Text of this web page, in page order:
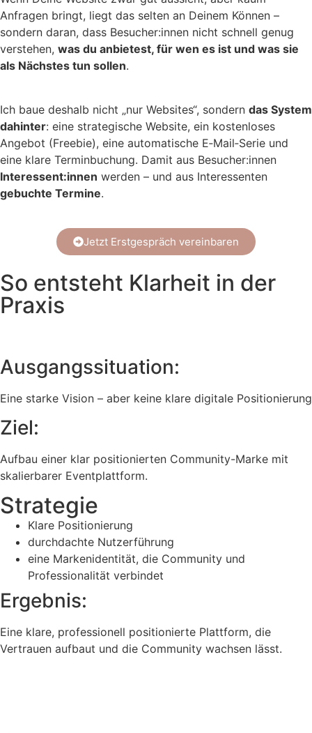
Anfragen bringt, liegt das selten an Deinem Können –
sondern daran, dass Besucher:innen nicht schnell genug
verstehen, was du anbietest, für wen es ist und was sie
als Nächstes tun sollen.
Ich baue deshalb nicht „nur Websites“, sondern das System
dahinter: eine strategische Website, ein kostenloses
Angebot (Freebie), eine automatische E‑Mail‑Serie und
eine klare Terminbuchung. Damit aus Besucher:innen
Interessent:innen werden – und aus Interessenten
gebuchte Termine.
Jetzt Erstgespräch vereinbaren
So entsteht Klarheit in der
Praxis
Ausgangssituation:
Eine starke Vision – aber keine klare digitale Positionierung
Ziel:
Aufbau einer klar positionierten Community-Marke mit
skalierbarer Eventplattform.
Strategie
Klare Positionierung
durchdachte Nutzerführung
eine Markenidentität, die Community und
Professionalität verbindet
Ergebnis:
Eine klare, professionell positionierte Plattform, die
Vertrauen aufbaut und die Community wachsen lässt.